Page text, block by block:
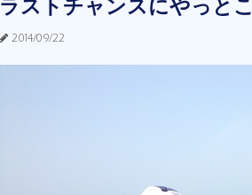
ラストチャンスにやっとこ
2014/09/22